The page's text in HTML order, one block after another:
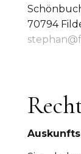
70794